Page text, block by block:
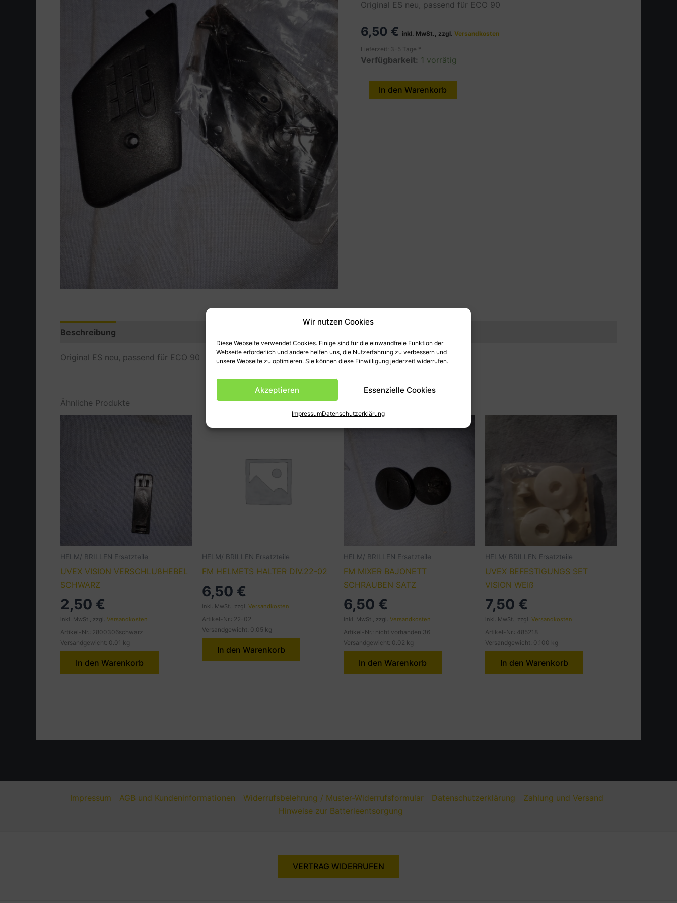
Wir nutzen Cookies
Diese Webseite verwendet Cookies. Einige sind für die einwandfreie Funktion der
Webseite erforderlich und andere helfen uns, die Nutzerfahrung zu verbessern und
unsere Webseite zu optimieren. Sie können diese Einwilligung jederzeit widerrufen.
Akzeptieren Essenzielle Cookies
ImpressumDatenschutzerklärung
Original ES neu, passend für ECO 90
6,50 € inkl. MwSt., zzgl.Versandkosten
Lieferzeit: 3-5 Tage *
Verfügbarkeit: 1 vorrätig
ECO
In den Warenkorb
Beschreibung
Original ES neu, passend für ECO 90
Ähnliche Produkte
HELM/ BRILLEN Ersatzteile
UVEX VISION VERSCHLUßHEBEL
SCHWARZ
2,50 €
inkl. MwSt., zzgl. Versandkosten
Artikel-Nr.: 2800306schwarz
Versandgewicht: 0.01 kg
In den Warenkorb
HELM/ BRILLEN Ersatzteile
FM HELMETS HALTER DIV.22-02
6,50 €
inkl. MwSt., zzgl. Versandkosten
Artikel-Nr.: 22-02
Versandgewicht: 0.05 kg
In den Warenkorb
HELM/ BRILLEN Ersatzteile
FM MIXER BAJONETT
SCHRAUBEN SATZ
6,50 €
inkl. MwSt., zzgl. Versandkosten
Artikel-Nr.: nicht vorhanden 36
Versandgewicht: 0.02 kg
In den Warenkorb
HELM/ BRILLEN Ersatzteile
UVEX BEFESTIGUNGS SET
VISION WEIß
7,50 €
inkl. MwSt., zzgl. Versandkosten
Artikel-Nr.: 485218
Versandgewicht: 0.100 kg
In den Warenkorb
Impressum AGB und Kundeninformationen Widerrufsbelehrung / Muster-Widerrufsformular Datenschutzerklärung
Zahlung und Versand
Hinweise zur Batterieentsorgung
VERTRAG WIDERRUFEN